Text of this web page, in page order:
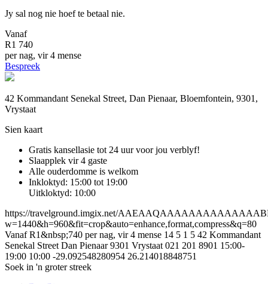
Jy sal nog nie hoef te betaal nie.
Vanaf
R1 740
per nag, vir 4 mense
Bespreek
42 Kommandant Senekal Street, Dan Pienaar, Bloemfontein, 9301,
Vrystaat
Sien kaart
Gratis kansellasie tot 24 uur voor jou verblyf!
Slaapplek vir 4 gaste
Alle ouderdomme is welkom
Inkloktyd: 15:00 tot 19:00
Uitkloktyd: 10:00
https://travelground.imgix.net/
w=1440&h=960&fit=crop&auto=enhance,format,compress&q=80
Vanaf R1&nbsp;740 per nag, vir 4 mense 14 5 1 5 42 Kommandant
Senekal Street Dan Pienaar 9301 Vrystaat 021 201 8901 15:00-
19:00 10:00 -29.092548280954 26.214018848751
Soek in 'n groter streek